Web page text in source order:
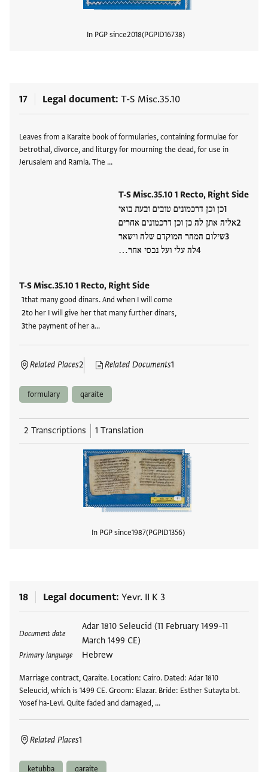
In PGP since2018 PGPID16738
17 Legal document T-S Misc.35.10
Leaves from a Karaite book of formularies, containing formulae for
betrothal, divorce, and liturgy for mourning the dead, for use in
Jerusalem and Ramla. The …
T-S Misc.35.10 1 Recto, Right Side
כן וכן דרכמונים טובים ובעת בואי
אליה אתן לה כן וכן דרכמונים אחרים
שילום המהר המוקדם שלה וישאר
לה עלי ועל נכסי אחר…
T-S Misc.35.10 1 Recto, Right Side
that many good dinars. And when I will come
to her I will give her that many further dinars,
the payment of her a…
Related Places2 Related Documents1
formulary qaraite
2 Transcriptions 1 Translation
In PGP since1987 PGPID1356
18 Legal document Yevr. II K 3
Document date
Adar 1810 Seleucid (11 February 1499–11
March 1499 CE)
Primary language Hebrew
Marriage contract, Qaraite. Location: Cairo. Dated: Adar 1810
Seleucid, which is 1499 CE. Groom: Elazar. Bride: Esther Sutayta bt.
Yosef ha-Levi. Quite faded and damaged, …
Related Places1
ketubba qaraite